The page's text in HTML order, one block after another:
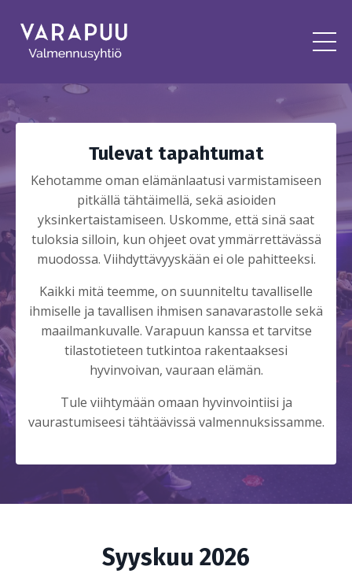
Tulevat tapahtumat
Kehotamme oman elämänlaatusi varmistamiseen
pitkällä tähtäimellä, sekä asioiden
yksinkertaistamiseen. Uskomme, että sinä saat
tuloksia silloin, kun ohjeet ovat ymmärrettävässä
muodossa. Viihdyttävyyskään ei ole pahitteeksi.
Kaikki mitä teemme, on suunniteltu tavalliselle
ihmiselle ja tavallisen ihmisen sanavarastolle sekä
maailmankuvalle. Varapuun kanssa et tarvitse
tilastotieteen tutkintoa rakentaaksesi
hyvinvoivan, vauraan elämän.
Tule viihtymään omaan hyvinvointiisi ja
vaurastumiseesi tähtäävissä valmennuksissamme.
Syyskuu 2026